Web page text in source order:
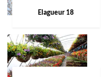
Elagueur 18